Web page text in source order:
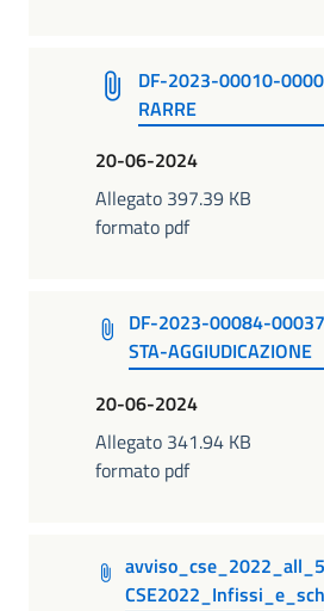
DF-2023-00010-
RARRE
20-06-2024
Allegato 397.39 KB
formato pdf
DF-2023-00084-
STA-AGGIUDICAZIONE
20-06-2024
Allegato 341.94 KB
formato pdf